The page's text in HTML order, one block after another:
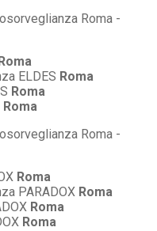
Roma
ELDES Roma
Roma
Roma
Roma
PARADOX Roma
Roma
Roma